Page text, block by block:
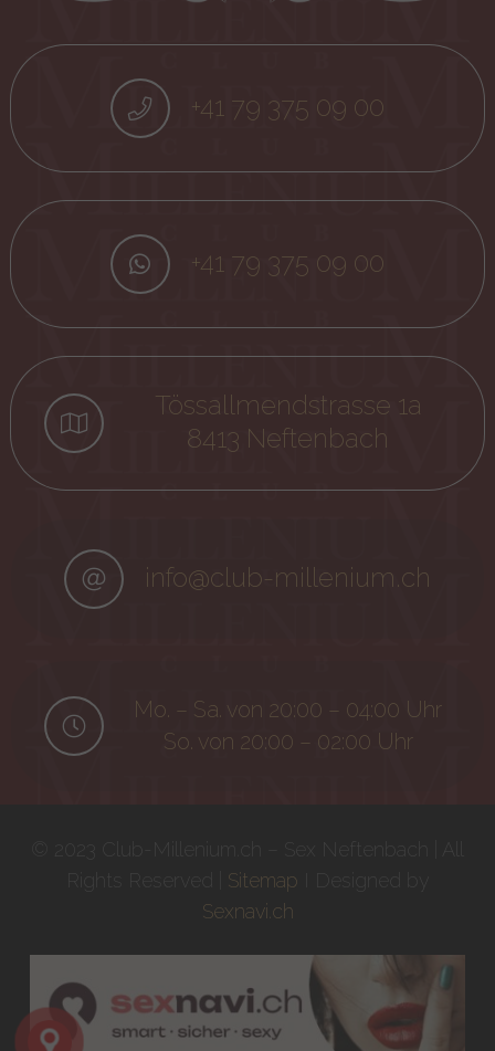
+41 79 375 09 00
+41 79 375 09 00
Tössallmendstrasse 1a
8413 Neftenbach
info@club-millenium.ch
Mo. – Sa. von 20:00 – 04:00 Uhr
So. von 20:00 – 02:00 Uhr
Sitemap
Sexnavi.ch